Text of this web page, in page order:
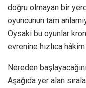
doğru olmayan bir
oyuncunun tam
Oysaki bu oyunlar
evrenine hızlıca
Nereden
Aşağıda yer alan